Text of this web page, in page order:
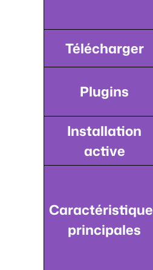
Télécharger
Plugins
Installation
active
principales